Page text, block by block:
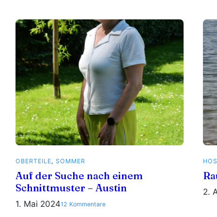
Named
Clothing
–
Such
a
feeling
OBERTEILE, SOMMER
Auf der Suche nach einem
Schnittmuster – Austin
1. Mai 202412 Kommentarezu
2.